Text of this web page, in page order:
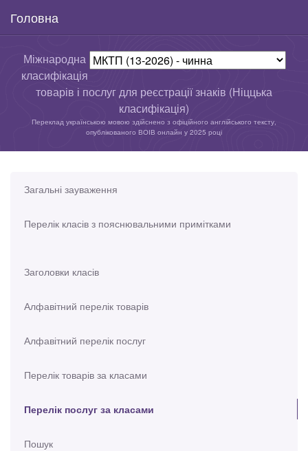
Головна
Міжнародна
класифікація
товарів і послуг для реєстрації знаків (Ніццька
класифікація)
Переклад українською мовою здійснено з офіційного англійського тексту,
опублікованого ВОІВ онлайн у 2025 році
Загальні зауваження
Перелік класів з пояснювальними примітками
Заголовки класів
Алфавітний перелік товарів
Алфавітний перелік послуг
Перелік товарів за класами
Перелік послуг за класами
Пошук